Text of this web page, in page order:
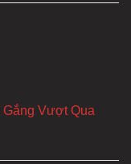
Gắng Vượt Qua